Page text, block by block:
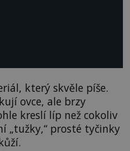
který skvěle píše.
ovce, ale brzy
kreslí líp než cokoliv
„tužky,“ prosté tyčinky